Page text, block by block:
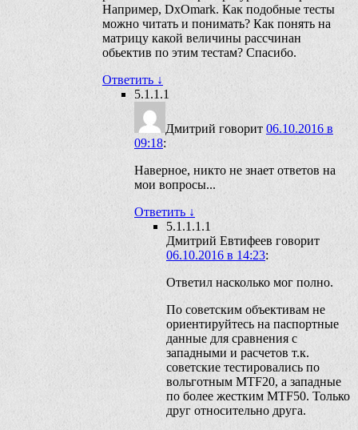
Например, DxOmark. Как подобные тесты
можно читать и понимать? Как понять на
матрицу какой величины рассчинан
обьектив по этим тестам? Спасибо.
Ответить ↓
5.1.1.1
Дмитрий говорит 06.10.2016 в
09:18:
Наверное, никто не знает ответов на
мои вопросы...
Ответить ↓
5.1.1.1.1
Дмитрий Евтифеев говорит
06.10.2016 в 14:23:
Ответил насколько мог полно.
По советским объективам не
ориентируйтесь на паспортные
данные для сравнения с
западными и расчетов т.к.
советские тестировались по
вольготным MTF20, а западные
по более жестким MTF50. Только
друг относительно друга.